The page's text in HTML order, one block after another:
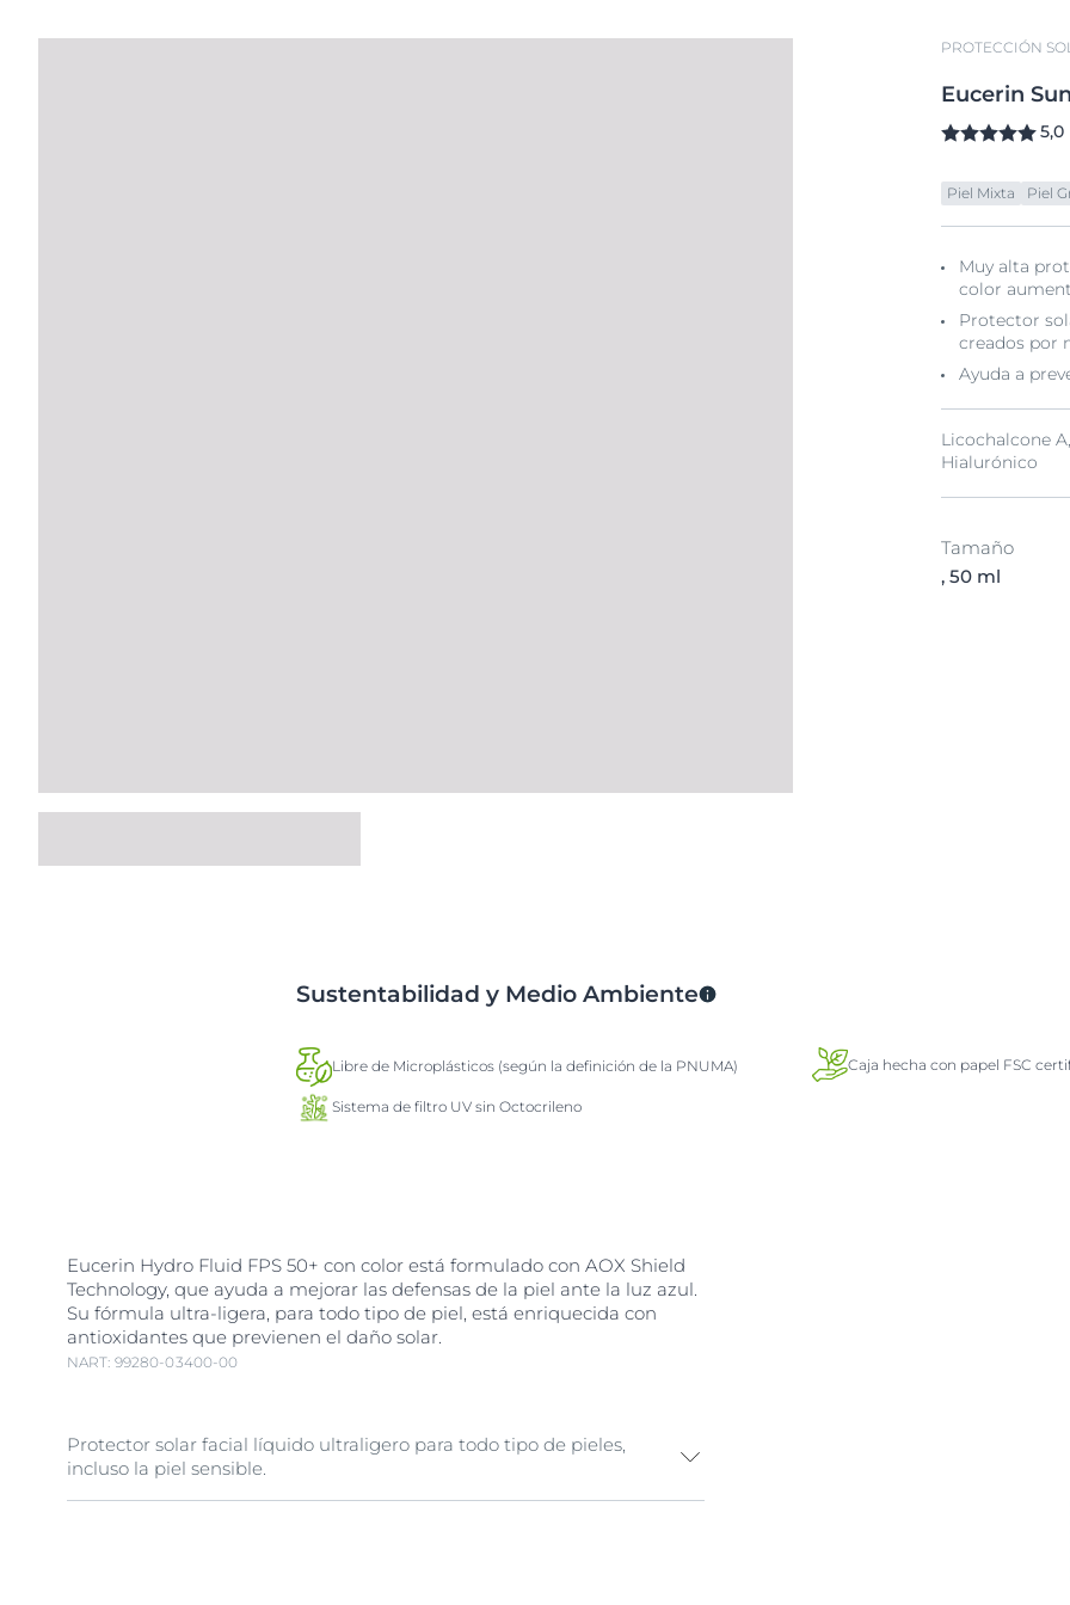
PROTECCIÓN
Eucerin Sun
5,0
Piel Mixta Piel
Muy alta
color
Protector
creados por
Ayuda a
Licochalcone
Hialurónico
Tamaño
, 50 ml
Sustentabilidad y Medio Ambiente
Libre de Microplásticos (según la definición de la PNUMA) Caja hecha con papel FSC
Sistema de filtro UV sin Octocrileno
Eucerin Hydro Fluid FPS 50+ con color está formulado con AOX Shield
Technology, que ayuda a mejorar las defensas de la piel ante la luz azul.
Su fórmula ultra-ligera, para todo tipo de piel, está enriquecida con
antioxidantes que previenen el daño solar.
NART: 99280-03400-00
Protector solar facial líquido ultraligero para todo tipo de pieles,
incluso la piel sensible.